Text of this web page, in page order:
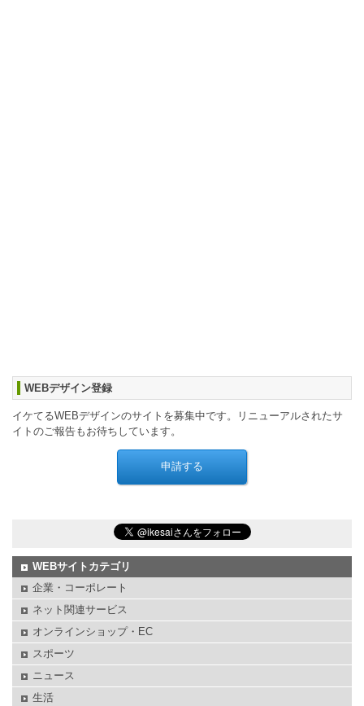
WEBデザイン登録
イケてるWEBデザインのサイトを募集中です。リニューアルされたサ
イトのご報告もお待ちしています。
WEBサイトカテゴリ
企業・コーポレート
ネット関連サービス
オンラインショップ・EC
スポーツ
ニュース
生活